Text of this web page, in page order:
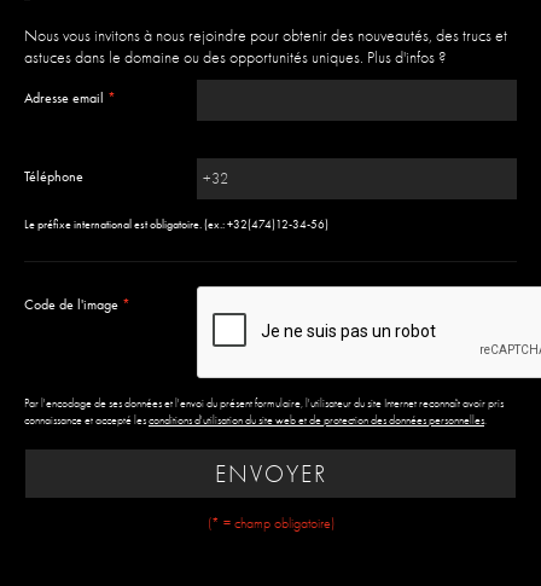
Nous vous invitons à nous rejoindre pour obtenir des nouveautés, des trucs et
astuces dans le domaine ou des opportunités uniques. Plus d'infos ?
Adresse email *
Téléphone
Le préfixe international est obligatoire. (ex.: +32(474)12-34-56)
Code de l'image *
Par l'encodage de ses données et l'envoi du présent formulaire, l'utilisateur du site Internet reconnaît avoir pris
connaissance et accepté lesconditions d'utilisation du site web et de protection des données personnelles.
ENVOYER
(* = champ obligatoire)